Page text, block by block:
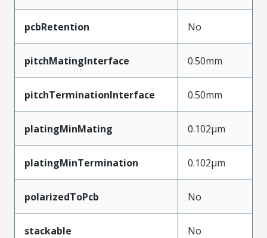
pcbRetention No
pitchMatingInterface 0.50mm
pitchTerminationInterface 0.50mm
platingMinMating 0.102µm
platingMinTermination 0.102µm
polarizedToPcb No
stackable No